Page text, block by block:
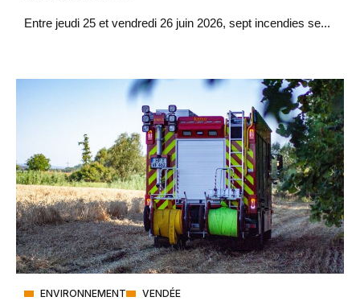
Entre jeudi 25 et vendredi 26 juin 2026, sept incendies se...
ENVIRONNEMENT VENDÉE